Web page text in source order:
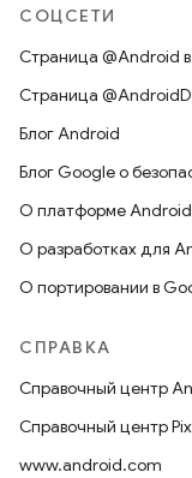
СОЦСЕТИ
Страница @Android
Страница
Блог Android
Блог Google о
О платформе
О разработках для
О портировании в
СПРАВКА
Справочный центр
Справочный центр
www.android.com